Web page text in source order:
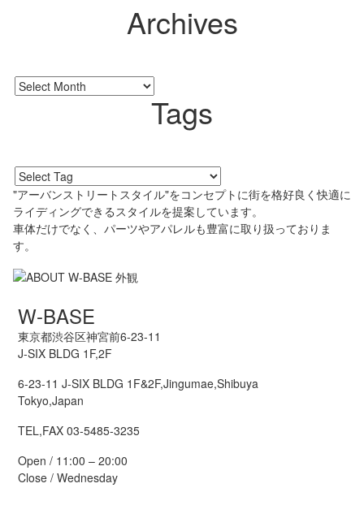
Archives
Tags
"アーバンストリートスタイル"をコンセプトに街を格好良く快適に
ライディングできるスタイルを提案しています。
車体だけでなく、パーツやアパレルも豊富に取り扱っておりま
す。
W-BASE
東京都渋谷区神宮前6-23-11
J-SIX BLDG 1F,2F
6-23-11 J-SIX BLDG 1F&2F,Jingumae,Shibuya
Tokyo,Japan
TEL,FAX 03-5485-3235
Open / 11:00 – 20:00
Close / Wednesday